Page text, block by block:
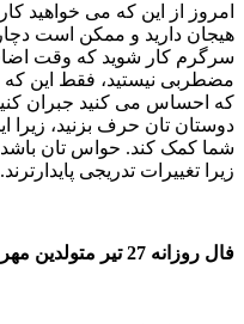
امروز از این که می خواهید
هیجان دارید و ممکن است
سرگرم کار شوید که وقت
مضطربی نیستید، فقط این که
که احساس می کنید جبران
دوستان تان حرف بزنید،
شما کمک کند. حواس تان باشد
زیرا تغییرات تدریجی پایدارترند.
فال روزانه 27 تیر متولدین مهر ماه